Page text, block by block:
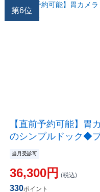
第6位
【直前予約可能】胃
のシンプルドック◆
当月受診可
36,300円 (税込)
330ポイント